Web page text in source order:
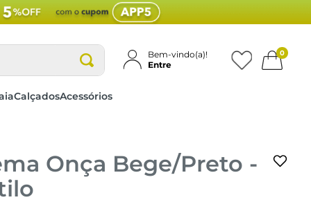
Bem-vindo(a)!
Entre
0
CalçadosAcessórios
Onça Bege/Preto -